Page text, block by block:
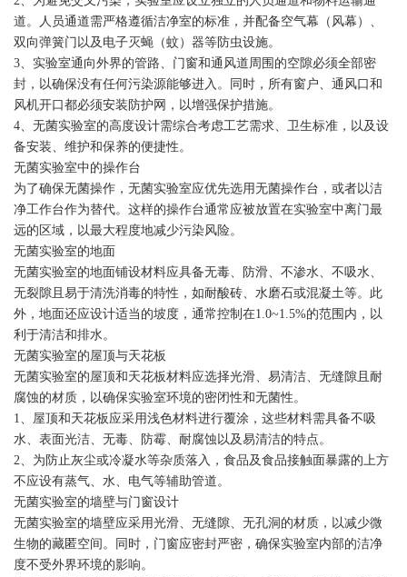
道。人员通道需严格遵循洁净室的标准，并配备空气幕（风幕）、
双向弹簧门以及电子灭蝇（蚊）器等防虫设施。
3、实验室通向外界的管路、门窗和通风道周围的空隙必须全部密
封，以确保没有任何污染源能够进入。同时，所有窗户、通风口和
风机开口都必须安装防护网，以增强保护措施。
4、无菌实验室的高度设计需综合考虑工艺需求、卫生标准，以及设
备安装、维护和保养的便捷性。
无菌实验室中的操作台
为了确保无菌操作，无菌实验室应优先选用无菌操作台，或者以洁
净工作台作为替代。这样的操作台通常应被放置在实验室中离门最
远的区域，以最大程度地减少污染风险。
无菌实验室的地面
无菌实验室的地面铺设材料应具备无毒、防滑、不渗水、不吸水、
无裂隙且易于清洗消毒的特性，如耐酸砖、水磨石或混凝土等。此
外，地面还应设计适当的坡度，通常控制在1.0~1.5%的范围内，以
利于清洁和排水。
无菌实验室的屋顶与天花板
无菌实验室的屋顶和天花板材料应选择光滑、易清洁、无缝隙且耐
腐蚀的材质，以确保实验室环境的密闭性和无菌性。
1、屋顶和天花板应采用浅色材料进行覆涂，这些材料需具备不吸
水、表面光洁、无毒、防霉、耐腐蚀以及易清洁的特点。
2、为防止灰尘或冷凝水等杂质落入，食品及食品接触面暴露的上方
不应设有蒸气、水、电气等辅助管道。
无菌实验室的墙壁与门窗设计
无菌实验室的墙壁应采用光滑、无缝隙、无孔洞的材质，以减少微
生物的藏匿空间。同时，门窗应密封严密，确保实验室内部的洁净
度不受外界环境的影响。